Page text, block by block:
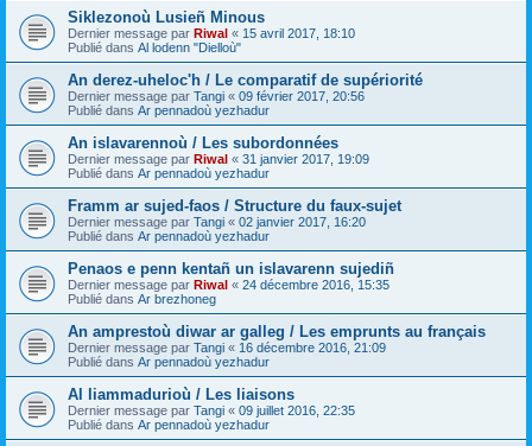
Siklezonoù Lusieñ Minous
Dernier message par Riwal « 15 avril 2017, 18:10
Publié dans Al lodenn "Dielloù"
An derez-uheloc'h / Le comparatif de supériorité
Dernier message par Tangi « 09 février 2017, 20:56
Publié dans Ar pennadoù yezhadur
An islavarennoù / Les subordonnées
Dernier message par Riwal « 31 janvier 2017, 19:09
Publié dans Ar pennadoù yezhadur
Framm ar sujed-faos / Structure du faux-sujet
Dernier message par Tangi « 02 janvier 2017, 16:20
Publié dans Ar pennadoù yezhadur
Penaos e penn kentañ un islavarenn sujediñ
Dernier message par Riwal « 24 décembre 2016, 15:35
Publié dans Ar brezhoneg
An amprestoù diwar ar galleg / Les emprunts au français
Dernier message par Tangi « 16 décembre 2016, 21:09
Publié dans Ar pennadoù yezhadur
Al liammadurioù / Les liaisons
Dernier message par Tangi « 09 juillet 2016, 22:35
Publié dans Ar pennadoù yezhadur